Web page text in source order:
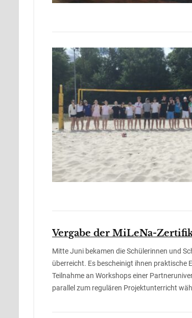
Vergabe der MiLeNa-
Mitte Juni bekamen die Schülerinnen und
überreicht. Es bescheinigt ihnen praktische
Teilnahme an Workshops einer
parallel zum regulären Projektunterricht